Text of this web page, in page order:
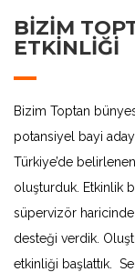
BIZIM
ETKINLIĞI
Bizim Toptan
potansiyel bayi
Türkiye’de
oluşturduk. Etkinlik
süpervizör haricinde
desteği verdik.
etkinliği başlattık.